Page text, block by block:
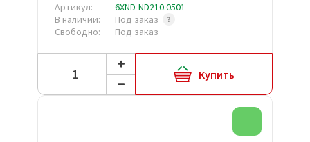
Артикул:
6XND-ND210.0501
В наличии:
Под заказ
Свободно:
Под заказ
Купить